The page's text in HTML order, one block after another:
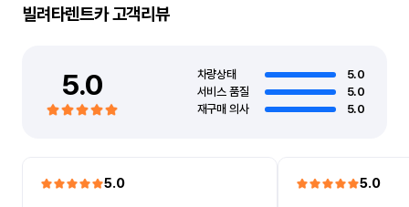
빌려타렌트카고객리뷰
5.0 차량상태
5.0
서비스 품질
5.0
재구매 의사
5.0
5.0 5.0